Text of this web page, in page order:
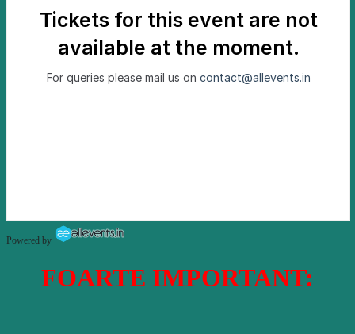
Powered by
FOARTE IMPORTANT: